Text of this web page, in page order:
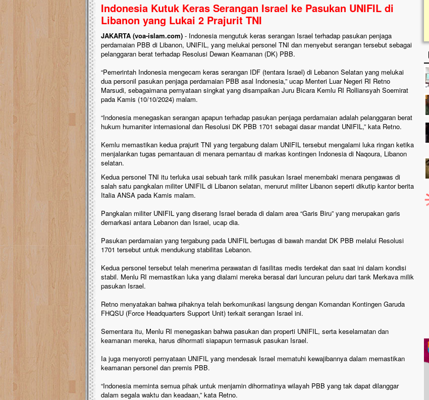
Indonesia Kutuk Keras Serangan Israel ke Pasukan UNIFIL di
Libanon yang Lukai 2 Prajurit TNI
JAKARTA (voa-islam.com) - Indonesia mengutuk keras serangan Israel terhadap pasukan penjaga
perdamaian PBB di Libanon, UNIFIL, yang melukai personel TNI dan menyebut serangan tersebut sebagai
pelanggaran berat terhadap Resolusi Dewan Keamanan (DK) PBB.
“Pemerintah Indonesia mengecam keras serangan IDF (tentara Israel) di Lebanon Selatan yang melukai
dua personil pasukan penjaga perdamaian PBB asal Indonesia,” ucap Menteri Luar Negeri RI Retno
Marsudi, sebagaimana pernyataan singkat yang disampaikan Juru Bicara Kemlu RI Rolliansyah Soemirat
pada Kamis (10/10/2024) malam.
“Indonesia menegaskan serangan apapun terhadap pasukan penjaga perdamaian adalah pelanggaran berat
hukum humaniter internasional dan Resolusi DK PBB 1701 sebagai dasar mandat UNIFIL,” kata Retno.
Kemlu memastikan kedua prajurit TNI yang tergabung dalam UNIFIL tersebut mengalami luka ringan ketika
menjalankan tugas pemantauan di menara pemantau di markas kontingen Indonesia di Naqoura, Libanon
selatan.
Kedua personel TNI itu terluka usai sebuah tank milik pasukan Israel menembaki menara pengawas di
salah satu pangkalan militer UNIFIL di Libanon selatan, menurut militer Libanon seperti dikutip kantor berita
Italia ANSA pada Kamis malam.
Pangkalan militer UNIFIL yang diserang Israel berada di dalam area “Garis Biru” yang merupakan garis
demarkasi antara Lebanon dan Israel, ucap dia.
Pasukan perdamaian yang tergabung pada UNIFIL bertugas di bawah mandat DK PBB melalui Resolusi
1701 tersebut untuk mendukung stabilitas Lebanon.
Kedua personel tersebut telah menerima perawatan di fasilitas medis terdekat dan saat ini dalam kondisi
stabil. Menlu RI memastikan luka yang dialami mereka berasal dari luncuran peluru dari tank Merkava milik
pasukan Israel.
Retno menyatakan bahwa pihaknya telah berkomunikasi langsung dengan Komandan Kontingen Garuda
FHQSU (Force Headquarters Support Unit) terkait serangan Israel ini.
Sementara itu, Menlu RI menegaskan bahwa pasukan dan properti UNIFIL, serta keselamatan dan
keamanan mereka, harus dihormati siapapun termasuk pasukan Israel.
Ia juga menyoroti pernyataan UNIFIL yang mendesak Israel mematuhi kewajibannya dalam memastikan
keamanan personel dan premis PBB.
“Indonesia meminta semua pihak untuk menjamin dihormatinya wilayah PBB yang tak dapat dilanggar
dalam segala waktu dan keadaan,” kata Retno.
hujan....